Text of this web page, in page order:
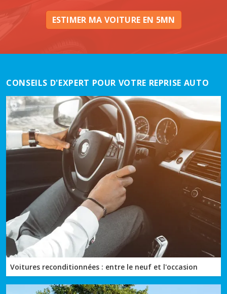
ESTIMER MA VOITURE EN 5MN
CONSEILS D'EXPERT POUR VOTRE REPRISE AUTO
Voitures reconditionnées : entre le neuf et l'occasion